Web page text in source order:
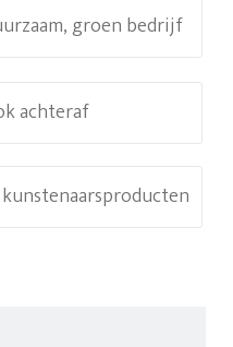
groen bedrijf
achteraf